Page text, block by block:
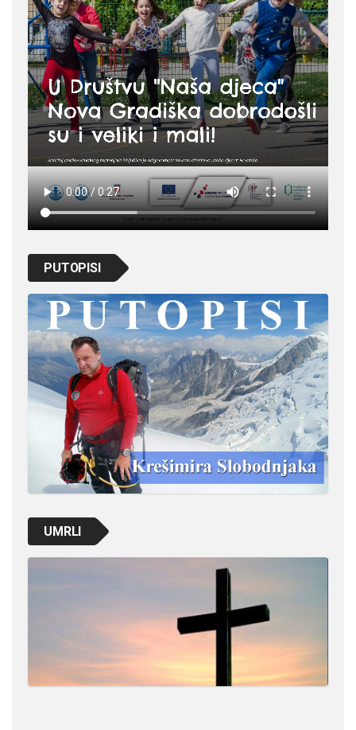
PUTOPISI
UMRLI